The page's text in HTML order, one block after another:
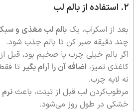
۲. استفاده از بالم لب
بعد از اسکراب، یک بالم لب مغذی و
چند دقیقه صبر کن تا بالم جذب شود.
اگر بالم خیلی چرب یا ضخیم بود، قبل
کاغذی تمیز، اضافه آن را آرام بگیر تا
نه لایه چرب.
مرطوب‌کردن لب قبل از تینت، باعث
خشکی در طول روز می‌شود.